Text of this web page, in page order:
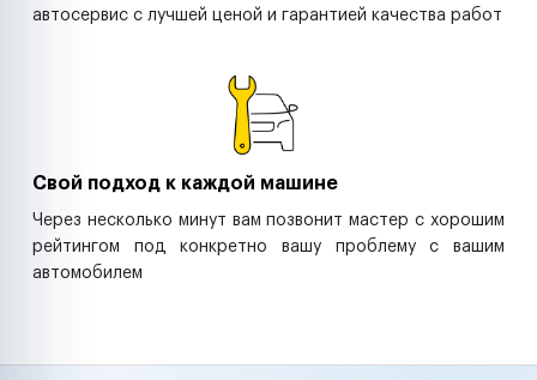
автосервис с лучшей ценой и гарантией качества работ
Свой подход к каждой машине
Через несколько минут вам позвонит мастер с хорошим
рейтингом под конкретно вашу проблему с вашим
автомобилем